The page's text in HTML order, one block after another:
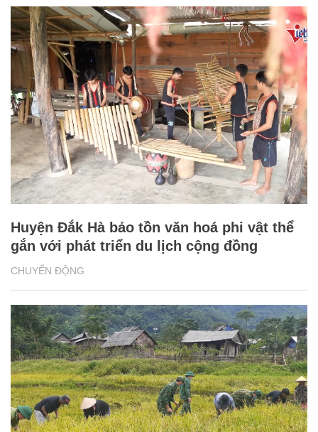
CHUYỂN ĐỘNG
Huyện Đắk Hà bảo tồn văn hoá phi vật thể
gắn với phát triển du lịch cộng đồng